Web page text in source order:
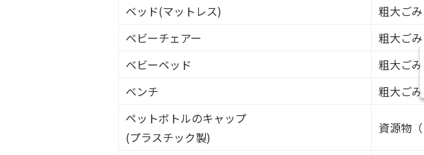
ベッド(マットレス)
粗大ごみ
ベビーチェアー
粗大ごみ
ベビーベッド
粗大ごみ
ベンチ
粗大ごみ
ペットボトルのキャップ
(プラスチック製)
資源物